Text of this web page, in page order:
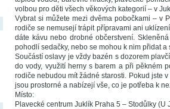
volbou pro děti všech věkových kategorií – v
Vybrat si můžete mezi dvěma pobočkami – v
rodiče se nemusejí trápit přípravami ani
dáte kávu nebo drobné občerstvení.
pohodlí sedačky, nebo se mohou k nim přidat
Součástí oslavy je vždy bazén s dozorem
do vody, využití herny s barem a při pěkném
rodiče nebudou mít žádné starosti. Pokud jste
jsou prostorné a nabízejí vše, co je potřeba k
Místo:
Plavecké centrum Juklík Praha 5 – Stodůlky (U